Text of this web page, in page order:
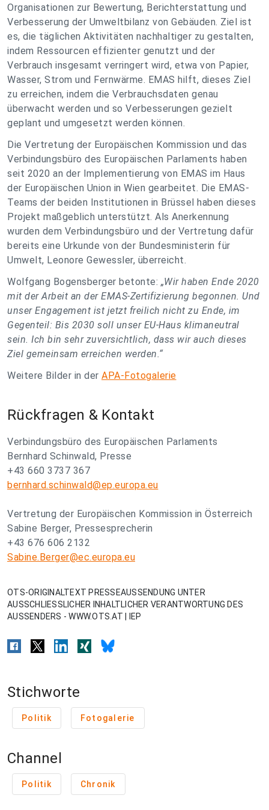
Organisationen zur Bewertung, Berichterstattung und
Verbesserung der Umweltbilanz von Gebäuden. Ziel ist
es, die täglichen Aktivitäten nachhaltiger zu gestalten,
indem Ressourcen effizienter genutzt und der
Verbrauch insgesamt verringert wird, etwa von Papier,
Wasser, Strom und Fernwärme. EMAS hilft, dieses Ziel
zu erreichen, indem die Verbrauchsdaten genau
überwacht werden und so Verbesserungen gezielt
geplant und umgesetzt werden können.
Die Vertretung der Europäischen Kommission und das
Verbindungsbüro des Europäischen Parlaments haben
seit 2020 an der Implementierung von EMAS im Haus
der Europäischen Union in Wien gearbeitet. Die EMAS-
Teams der beiden Institutionen in Brüssel haben dieses
Projekt maßgeblich unterstützt. Als Anerkennung
wurden dem Verbindungsbüro und der Vertretung dafür
bereits eine Urkunde von der Bundesministerin für
Umwelt, Leonore Gewessler, überreicht.
Wolfgang Bogensberger betonte: „Wir haben Ende 2020
mit der Arbeit an der EMAS-Zertifizierung begonnen. Und
unser Engagement ist jetzt freilich nicht zu Ende, im
Gegenteil: Bis 2030 soll unser EU-Haus klimaneutral
sein. Ich bin sehr zuversichtlich, dass wir auch dieses
Ziel gemeinsam erreichen werden.“
Weitere Bilder in der APA-Fotogalerie
Rückfragen & Kontakt
Verbindungsbüro des Europäischen Parlaments
Bernhard Schinwald, Presse
+43 660 3737 367
bernhard.schinwald@ep.europa.eu
Vertretung der Europäischen Kommission in Österreich
Sabine Berger, Pressesprecherin
+43 676 606 2132
Sabine.Berger@ec.europa.eu
OTS-ORIGINALTEXT PRESSEAUSSENDUNG UNTER
AUSSCHLIESSLICHER INHALTLICHER VERANTWORTUNG DES
AUSSENDERS - WWW.OTS.AT | IEP
Stichworte
Politik Fotogalerie
Channel
Politik Chronik